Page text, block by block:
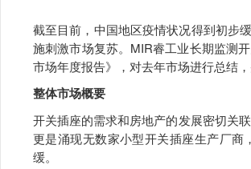
截至目前，中国地区疫情状况得到初步
施刺激市场复苏。MIR睿工业长期监测
市场年度报告》，对去年市场进行总结
整体市场概要
开关插座的需求和房地产的发展密切关
更是涌现无数家小型开关插座生产厂商
缓。